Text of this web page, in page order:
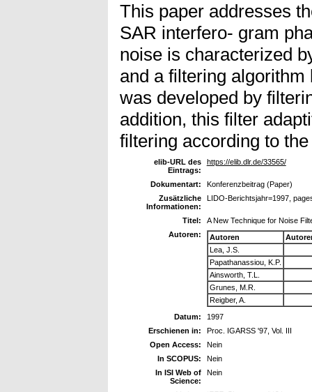
This paper addresses
SAR interfero- gram
noise is characterized
and a filtering
was developed by
addition, this filter
filtering according to
elib-URL des
Eintrags:
https://elib.dlr.de/33565/
Dokumentart:
Konferenzbeitrag (Paper)
Zusätzliche
Informationen:
LIDO-Berichtsjahr=1997,
Titel:
A New Technique for Noise
Autoren:
Autoren
Lea, J.S.
Papathanassiou, K.P.
Ainsworth, T.L.
Grunes, M.R.
Reigber, A.
Datum:
1997
Erschienen in:
Proc. IGARSS '97, Vol. III
Open Access:
Nein
In SCOPUS:
Nein
In ISI Web of
Science:
Nein